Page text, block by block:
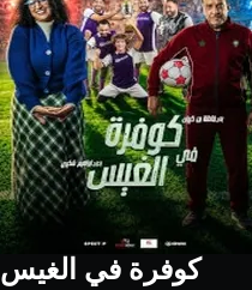
كوفرة في الغيس